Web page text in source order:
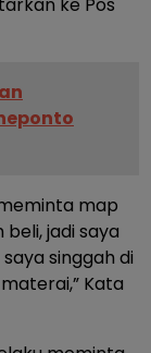
ke Pos
map
jadi saya
singgah di
Kata